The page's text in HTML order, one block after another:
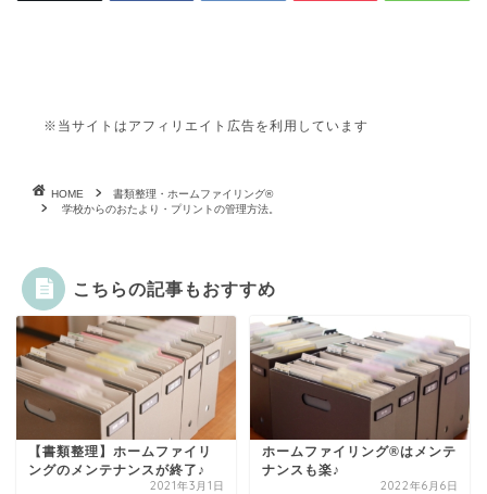
※当サイトはアフィリエイト広告を利用しています
HOME
書類整理・ホームファイリング®
学校からのおたより・プリントの管理方法。
こちらの記事もおすすめ
【書類整理】ホームファイリ
ングのメンテナンスが終了♪
2021年3月1日
ホームファイリング®はメンテ
ナンスも楽♪
2022年6月6日